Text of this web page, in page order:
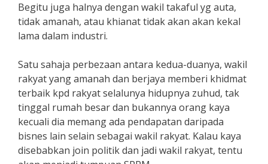
Begitu juga halnya dengan wakil takaful yg auta,
tidak amanah, atau khianat tidak akan akan kekal
lama dalam industri.
Satu sahaja perbezaan antara kedua-duanya, wakil
rakyat yang amanah dan berjaya memberi khidmat
terbaik kpd rakyat selalunya hidupnya zuhud, tak
tinggal rumah besar dan bukannya orang kaya
kecuali dia memang ada pendapatan daripada
bisnes lain selain sebagai wakil rakyat. Kalau kaya
disebabkan join politik dan jadi wakil rakyat, tentu